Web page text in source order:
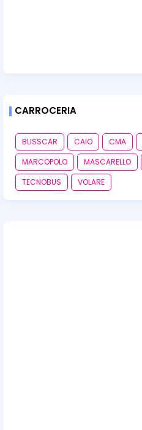
CARROCERIA
BUSSCAR CAIO CMA
MARCOPOLO
MASCARELLO
TECNOBUS
VOLARE